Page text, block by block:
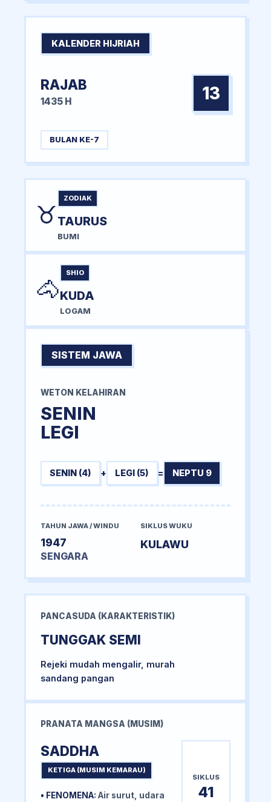
KALENDER HIJRIAH
RAJAB
1435 H 13
BULAN KE-7
♉
ZODIAK
TAURUS
BUMI
🐴
SHIO
KUDA
LOGAM
SISTEM JAWA
WETON KELAHIRAN
SENIN
LEGI
SENIN (4) + LEGI (5) = NEPTU 9
TAHUN JAWA / WINDU
1947
SENGARA
SIKLUS WUKU
KULAWU
PANCASUDA (KARAKTERISTIK)
TUNGGAK SEMI
Rejeki mudah mengalir, murah
sandang pangan
PRANATA MANGSA (MUSIM)
SADDHA
KETIGA (MUSIM KEMARAU)
• FENOMENA: Air surut, udara
SIKLUS
41